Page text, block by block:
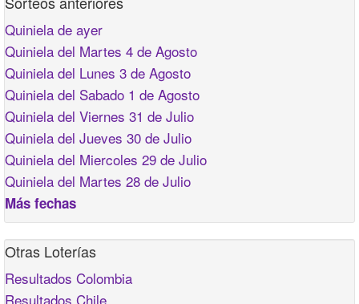
Quiniela de ayer
Quiniela del Martes 4 de Agosto
Quiniela del Lunes 3 de Agosto
Quiniela del Sabado 1 de Agosto
Quiniela del Viernes 31 de Julio
Quiniela del Jueves 30 de Julio
Quiniela del Miercoles 29 de Julio
Quiniela del Martes 28 de Julio
Más fechas
Otras Loterías
Resultados Colombia
Resultados Chile